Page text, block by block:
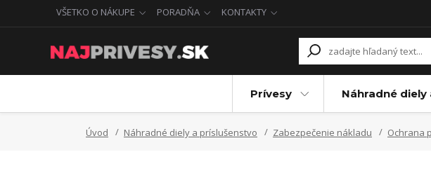
VŠETKO O NÁKUPE PORADŇA KONTAKTY
Prívesy Náhradné
Úvod Náhradné diely a príslušenstvo Zabezpečenie nákladu Ochrana